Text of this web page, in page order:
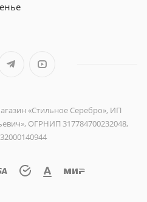
«Стильное Серебро», ИП
ОГРНИП 317784700232048,